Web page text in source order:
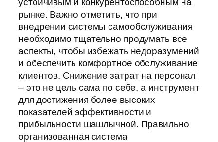
устойчивым и конкурентоспособным на
рынке. Важно отметить, что при
внедрении системы самообслуживания
необходимо тщательно продумать все
аспекты, чтобы избежать недоразумений
и обеспечить комфортное обслуживание
клиентов. Снижение затрат на персонал
– это не цель сама по себе, а инструмент
для достижения более высоких
показателей эффективности и
прибыльности шашлычной. Правильно
организованная система